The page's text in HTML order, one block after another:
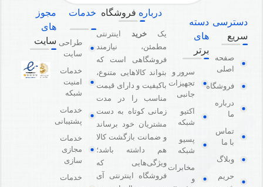
دسترسی
سریع
صفحه
اصلی
فروشگاه
درباره
ما
تماس
با ما
وبلاگ
حریم
دسته
های
برتر
سرور و
تجهیزات
جانبی
اکتیو
شبکه
پسیو
شبکه
مخابرات
و
درباره فروشگاه
یک خریداینترنتی
مطمئن، نیازمند
فروشگاهی است که
بتواند کالاهایی متنوع،
باکیفیت و دارای قیمت
مناسب را در مدت
زمانی کوتاه به دست
مشتریان خود برساند
و ضمانت بازگشت کالا
هم داشته باشد؛
ویژگی‌هایی که
فروشگاه اینترنتی آی
خدمات
طراحی
سایت
خدمات
امنیت
شبکه
خدمات
پشتیبانی
خدمات
مجازی
سازی
خدمات
مجوز
های
سایت